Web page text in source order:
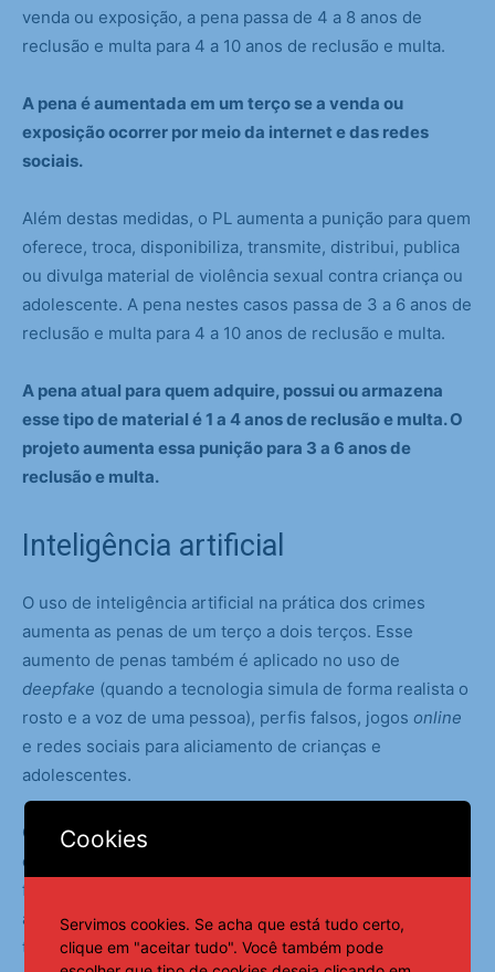
venda ou exposição, a pena passa de 4 a 8 anos de
reclusão e multa para 4 a 10 anos de reclusão e multa.
A pena é aumentada em um terço se a venda ou
exposição ocorrer por meio da internet e das redes
sociais.
Além destas medidas, o PL aumenta a punição para quem
oferece, troca, disponibiliza, transmite, distribui, publica
ou divulga material de violência sexual contra criança ou
adolescente. A pena nestes casos passa de 3 a 6 anos de
reclusão e multa para 4 a 10 anos de reclusão e multa.
A pena atual para quem adquire, possui ou armazena
esse tipo de material é 1 a 4 anos de reclusão e multa. O
projeto aumenta essa punição para 3 a 6 anos de
reclusão e multa.
Inteligência artificial
O uso de inteligência artificial na prática dos crimes
aumenta as penas de um terço a dois terços. Esse
aumento de penas também é aplicado no uso de
deepfake (quando a tecnologia simula de forma realista o
rosto e a voz de uma pessoa), perfis falsos, jogos online
e redes sociais para aliciamento de crianças e
adolescentes.
Quando uma pessoa se aproveita de uma relação de
convivência pessoal, autoridade, cuidado ou convivência
familiar para praticar violência contra a criança ou
adolescente, a pena também aumenta de um terço a dois
terços.
Cookies
Servimos cookies. Se acha que está tudo certo,
clique em "aceitar tudo". Você também pode